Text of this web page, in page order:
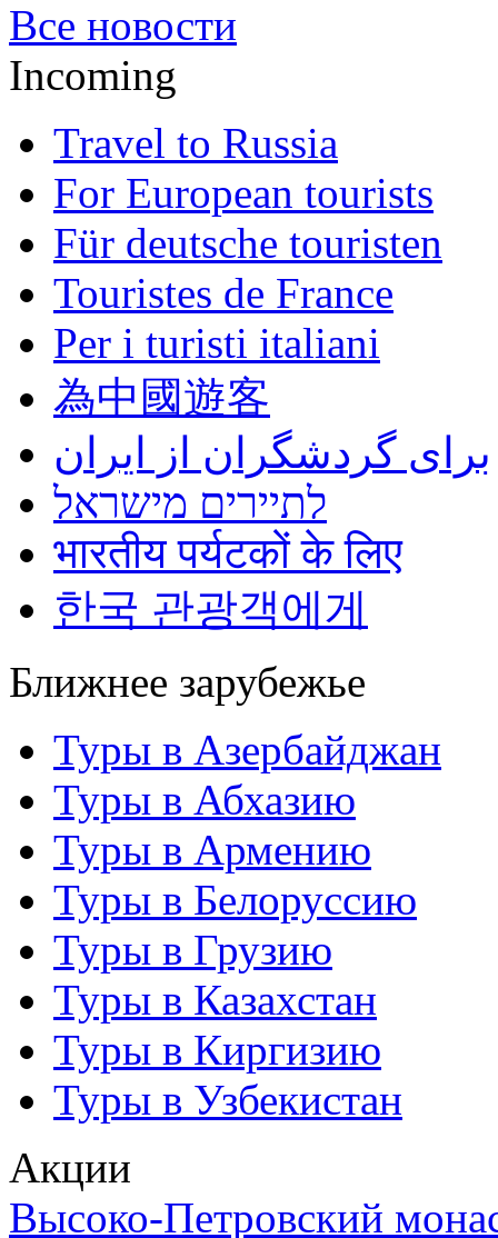
Все новости
Incoming
Travel to Russia
For European tourists
Für deutsche touristen
Touristes de France
Per i turisti italiani
為中國遊客
برای گردشگران از ایران
לתיירים מישראל
भारतीय पर्यटकों के लिए
한국 관광객에게
Ближнее зарубежье
Туры в Азербайджан
Туры в Абхазию
Туры в Армению
Туры в Белоруссию
Туры в Грузию
Туры в Казахстан
Туры в Киргизию
Туры в Узбекистан
Акции
Высоко-Петровский